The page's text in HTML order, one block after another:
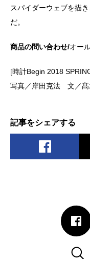
スパイダーウェブを描
だ。
商品の問い合わせ/オー
[時計Begin 2018
写真／岸田克法 文／
記事をシェアする